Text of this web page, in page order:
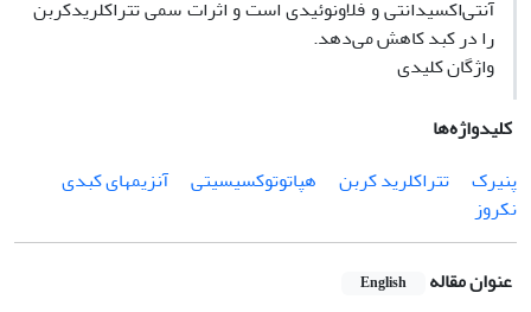
آنتی‌‌اکسیدانتی و فلاونوئیدی است و اثرات سمی تتراکلریدکربن
را در کبد کاهش می‌دهد.
واژگان کلیدی
کلیدواژه‌ها
پنیرک
تتراکلرید کربن هپاتوتوکسیسیتی
آنزیم­های کبدی
نکروز
عنوان مقاله English